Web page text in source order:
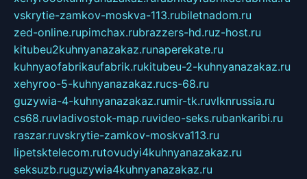
vskrytie-zamkov-moskva-113.rubiletnadom.ru
zed-online.rupimchax.rubrazzers-hd.ruz-host.ru
kitubeu2kuhnyanazakaz.runaperekate.ru
kuhnyaofabrikaufabrik.rukitubeu-2-kuhnyanazakaz.ru
xehyroo-5-kuhnyanazakaz.rucs-68.ru
guzywia-4-kuhnyanazakaz.rumir-tk.ruvlknrussia.ru
cs68.ruvladivostok-map.ruvideo-seks.rubankaribi.ru
raszar.ruvskrytie-zamkov-moskva113.ru
lipetsktelecom.rutovudyi4kuhnyanazakaz.ru
seksuzb.ruguzywia4kuhnyanazakaz.ru